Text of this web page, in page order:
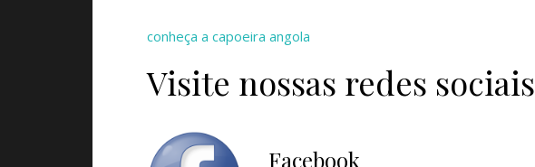
conheça a capoeira angola
Visite nossas redes sociais
Facebook